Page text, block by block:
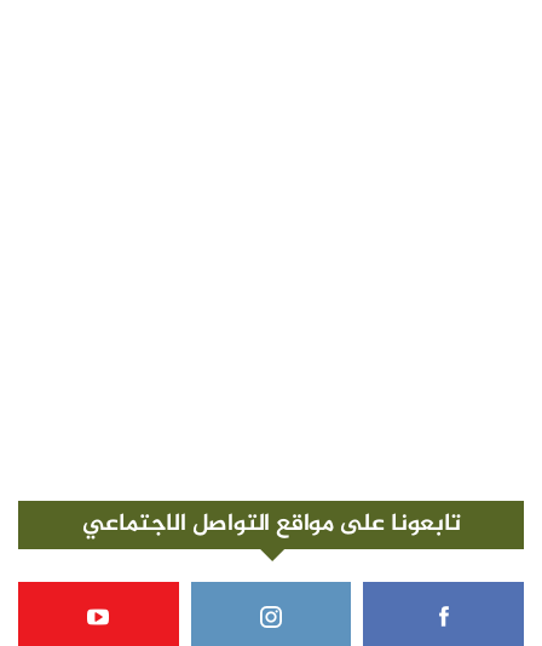
تابعونا على مواقع التواصل الاجتماعي